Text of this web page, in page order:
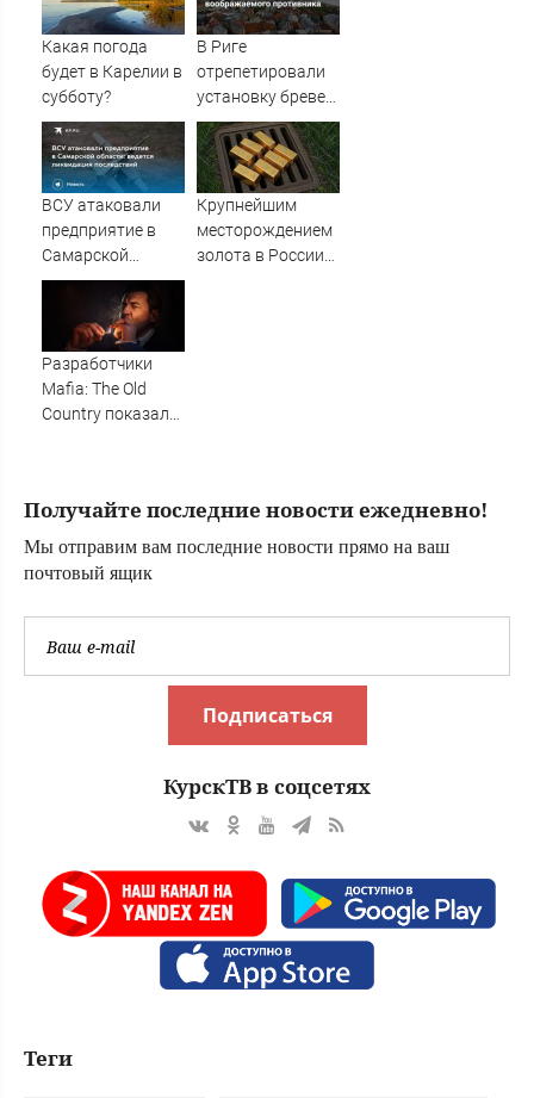
заявил МИД
Какая погода
будет в Карелии в
субботу?
В Риге
отрепетировали
установку бревен
на пути
воображаемого
противника
ВСУ атаковали
предприятие в
Самарской
области: ведется
ликвидация
последствий
Крупнейшим
месторождением
золота в России
Разработчики
Mafia: The Old
Country показали
of Honor, в
котором появится
звезда первой
Получайте последние новости ежедневно!
Мы отправим вам последние новости прямо на ваш
почтовый ящик
Подписаться
КурскТВ в соцсетях
Теги